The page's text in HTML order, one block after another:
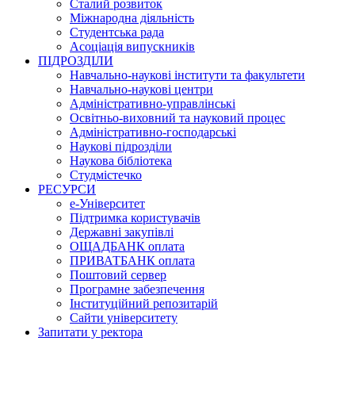
Сталий розвиток
Міжнародна діяльність
Студентська рада
Асоціація випускників
ПІДРОЗДІЛИ
Навчально-наукові інститути та факультети
Навчально-наукові центри
Адміністративно-управлінські
Освітньо-виховний та науковий процес
Адміністративно-господарські
Наукові підрозділи
Наукова бібліотека
Студмістечко
РЕСУРСИ
е-Університет
Підтримка користувачів
Державні закупівлі
ОЩАДБАНК оплата
ПРИВАТБАНК оплата
Поштовий сервер
Програмне забезпечення
Інституційний репозитарій
Сайти університету
Запитати у ректора